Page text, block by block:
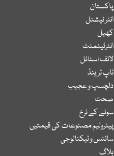
پاکستان
انٹر نیشنل
کھیل
انٹرٹینمنٹ
لائف اسٹائل
ٹاپ ٹرینڈ
دلچسپ و عجیب
صحت
سونے کے نرخ
پیٹرولیم مصنوعات کی قیمتیں
سائنس و ٹیکنالوجی
بلاگ